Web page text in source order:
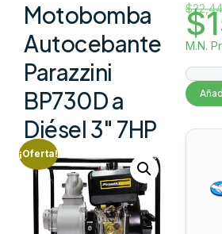
Motobomba
Autocebante
Parazzini
BP730D a
Diésel 3″ 7HP
¡Oferta!
$
$
M.N.